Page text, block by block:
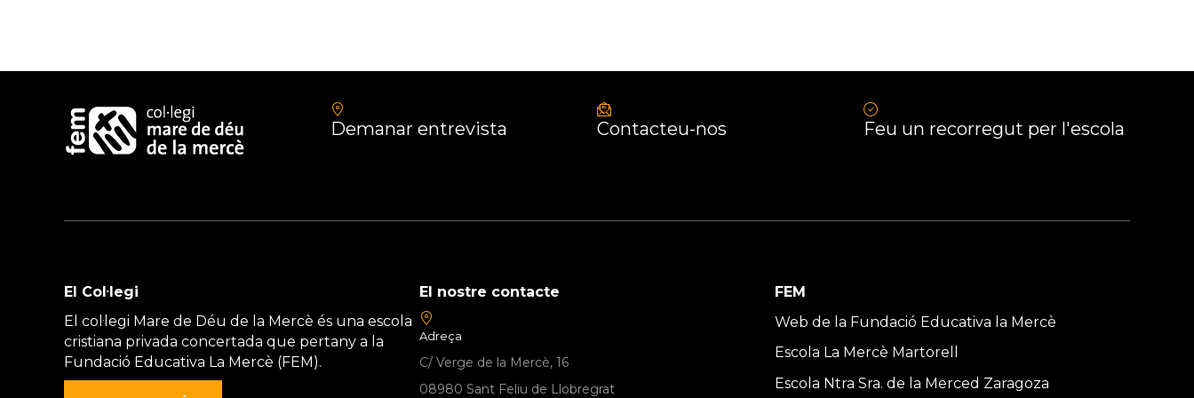
Demanar entrevista Contacteu-nos Feu un recorregut per l'escola
El Col·legi
El col·legi Mare de Déu de la Mercè és una escola
cristiana privada concertada que pertany a la
Fundació Educativa La Mercè (FEM).
El nostre contacte
Adreça
C/ Verge de la Mercè, 16
08980 Sant Feliu de Llobregrat
FEM
Web de la Fundació Educativa la Mercè
Escola La Mercè Martorell
Escola Ntra Sra. de la Merced Zaragoza